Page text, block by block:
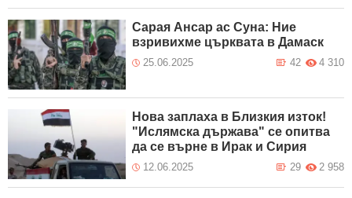
Сарая Ансар ас Суна: Ние
взривихме църквата в Дамаск
25.06.2025 4 310
42
Нова заплаха в Близкия изток!
"Ислямска държава" се опитва
да се върне в Ирак и Сирия
12.06.2025 2 958
29